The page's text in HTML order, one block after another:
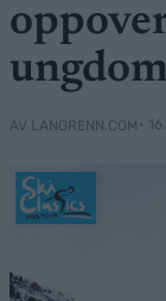
AV LANGRENN.COM •